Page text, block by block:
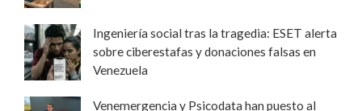
Ingeniería social tras la tragedia: ESET alerta
sobre ciberestafas y donaciones falsas en
Venezuela
Venemergencia y Psicodata han puesto al